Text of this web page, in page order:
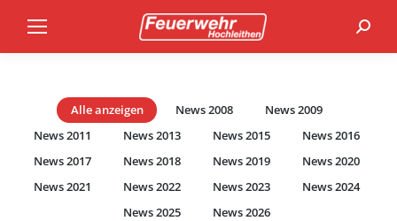
Alle anzeigen News 2008
News 2009
News 2011
News 2013 News 2015
News 2016
News 2017
News 2018 News 2019
News 2020
News 2021
News 2022 News 2023
News 2024
News 2025
News 2026